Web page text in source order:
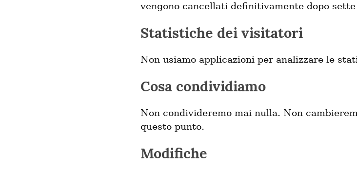
vengono cancellati definitivamente dopo
Statistiche dei visitatori
Non usiamo applicazioni per analizzare le
Cosa condividiamo
Non condivideremo mai nulla. Non
questo punto.
Modifiche